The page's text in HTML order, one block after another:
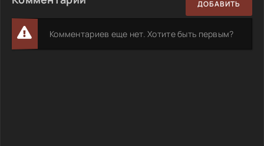
ДОБАВИТЬ
Комментариев еще нет. Хотите быть первым?